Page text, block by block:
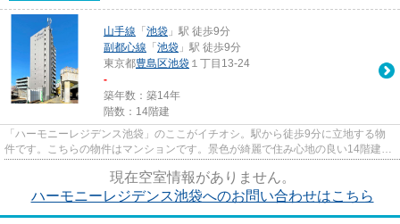
山手線 「 池袋 」駅 徒歩9分
副都心線 「 池袋 」駅 徒歩9分
東京都豊島区池袋 １丁目13-24
-
築年数：築14年
階数：14階建
「ハーモニーレジデンス池袋」のここがイチオシ。駅から徒歩9分に立地する物
件です。こちらの物件はマンションです。景色が綺麗で住み心地の良い14階建て
現在空室情報がありません。
ハーモニーレジデンス池袋へのお問い合わせはこちら